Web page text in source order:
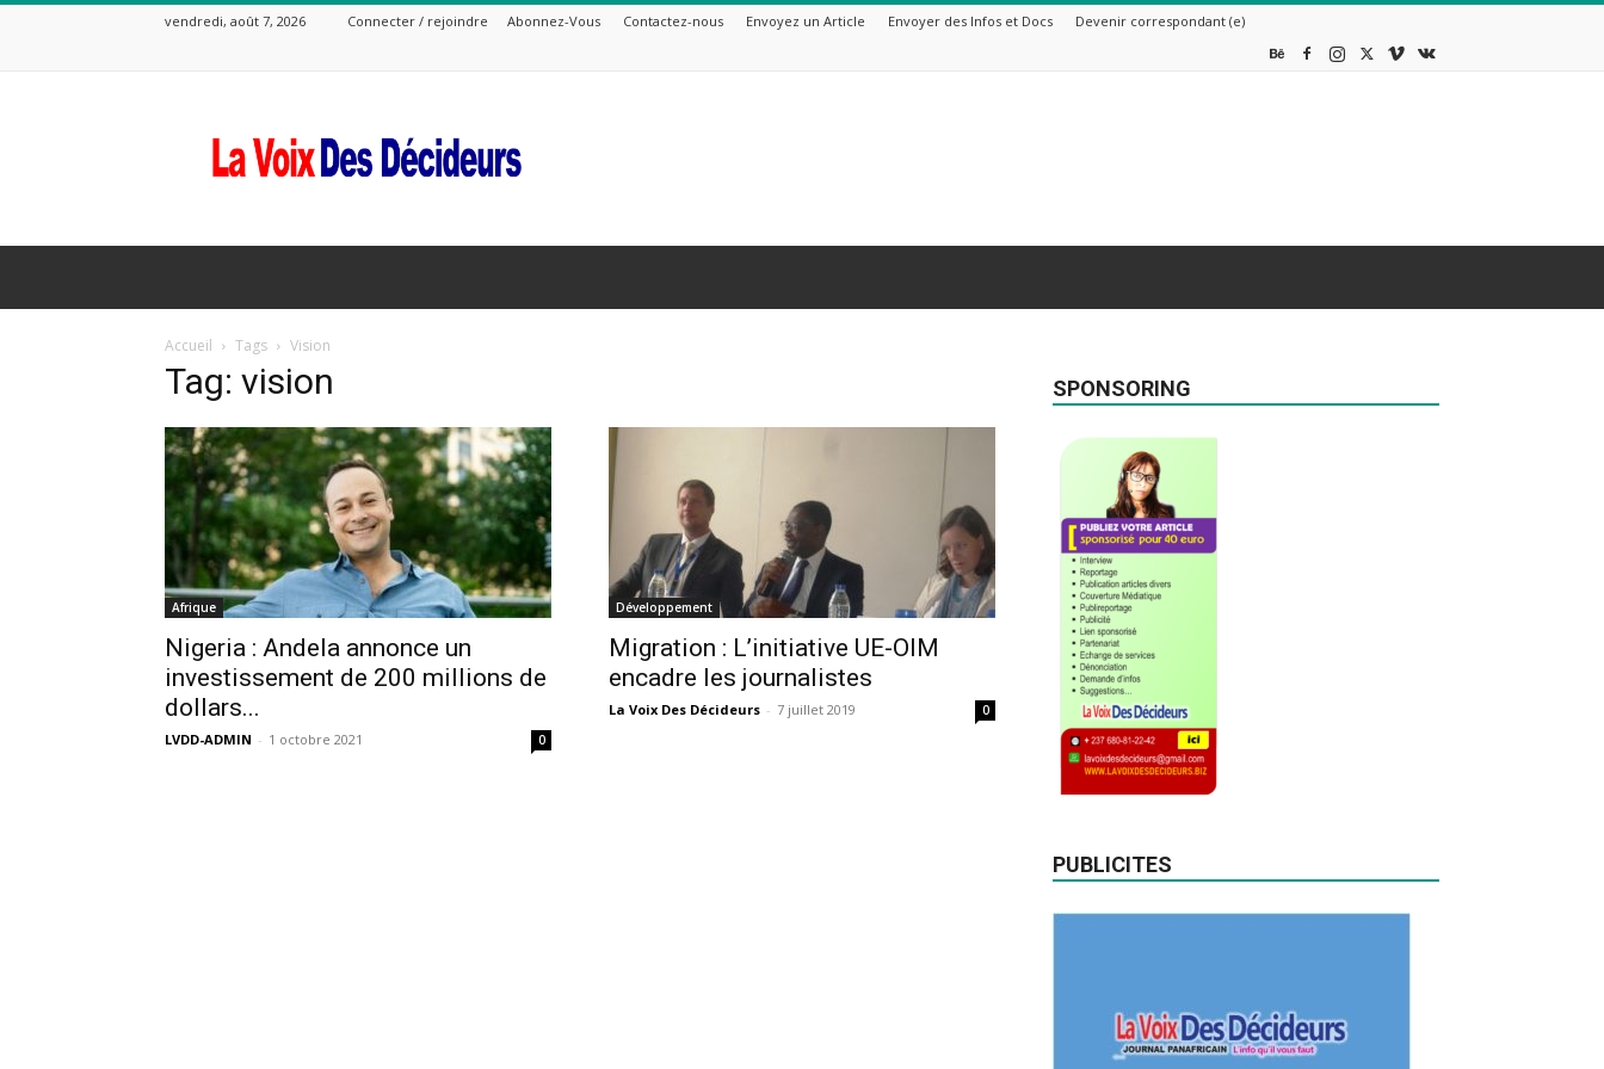
vendredi, août 7, 2026 Connecter / rejoindre Abonnez-Vous Contactez-nous Envoyez un Article Envoyer des Infos et Docs Devenir correspondant (e)
Voix
Des
Accueil Tags Vision
Tag: vision
Afrique
Nigeria : Andela annonce un
investissement de 200 millions de
dollars...
LVDD-ADMIN - 1 octobre 2021 0
Développement
Migration : L’initiative UE-OIM
encadre les journalistes
La Voix Des Décideurs - 7 juillet 2019 0
SPONSORING
PUBLICITES